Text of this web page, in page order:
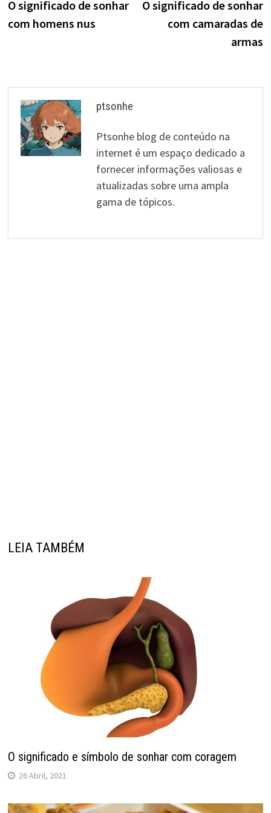
de
post:
O significado de sonhar
com homens nus
O significado de sonhar
com camaradas de
armas
ptsonhe
Ptsonhe blog de conteúdo na
internet é um espaço dedicado a
fornecer informações valiosas e
atualizadas sobre uma ampla
gama de tópicos.
LEIA TAMBÉM
O significado e símbolo de sonhar com coragem
26 Abril, 2021